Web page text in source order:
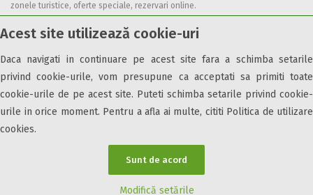
Acest site utilizează cookie-uri
Daca navigati in continuare pe acest site fara a schimba setarile
privind cookie-urile, vom presupune ca acceptati sa primiti toate
cookie-urile de pe acest site. Puteti schimba setarile privind cookie-
urile in orice moment. Pentru a afla ai multe, cititi Politica de utilizare
cookies.
Sunt de acord
Modifică setările
zonele turistice, oferte speciale, rezervari online.
condițiile de utilizare.
Informații utile Parteneri Cazare7